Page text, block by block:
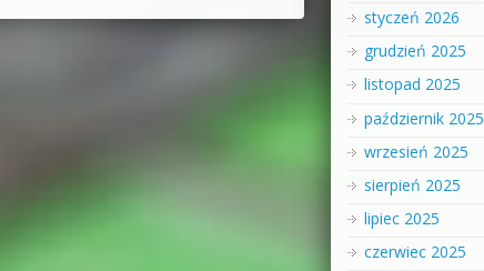
styczeń 2026
grudzień 2025
listopad 2025
październik 2025
wrzesień 2025
sierpień 2025
lipiec 2025
czerwiec 2025